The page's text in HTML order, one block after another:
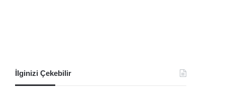
İlginizi Çekebilir